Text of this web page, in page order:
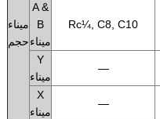
ميناء
حجم
A &
B
ميناء
Rc¼, C8, C10
Y
ميناء
—
X
ميناء
—